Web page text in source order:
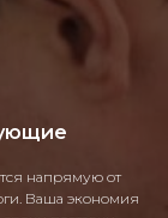
напрямую от
Ваша экономия